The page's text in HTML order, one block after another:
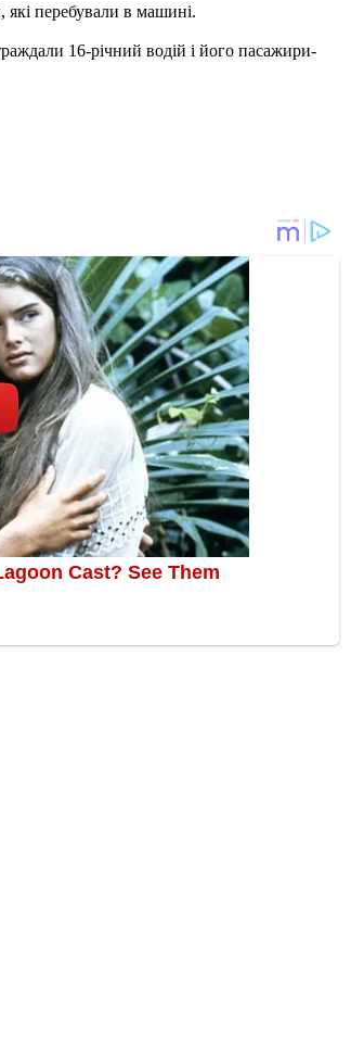
які перебували в машині.
16-річний водій і його пасажири-